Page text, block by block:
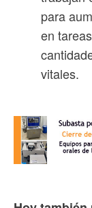
para
en
vitales.